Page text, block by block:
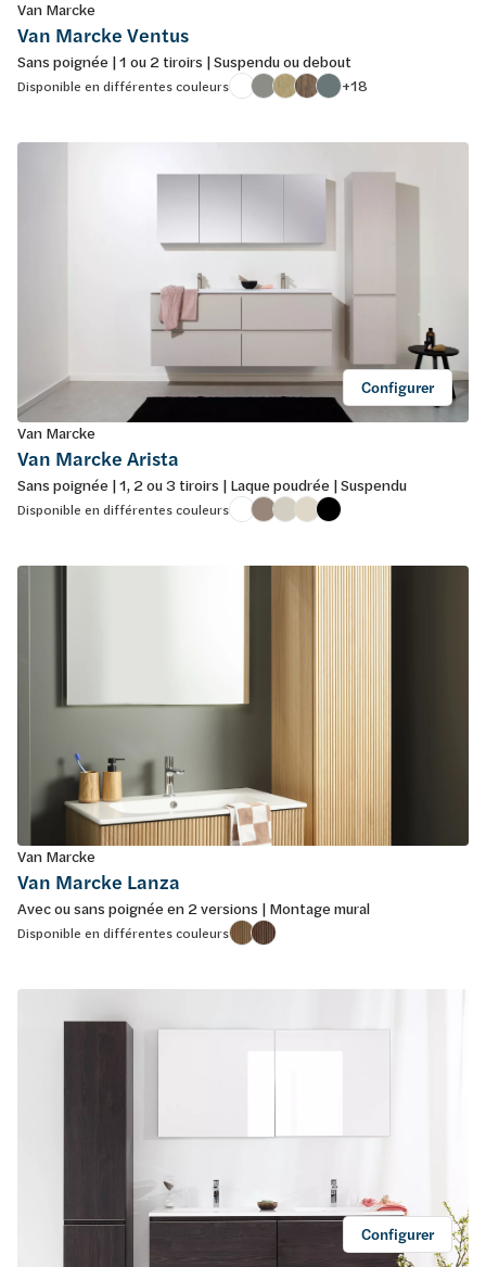
Van Marcke
Van Marcke Ventus
Sans poignée | 1 ou 2 tiroirs | Suspendu ou debout
Disponible en différentes couleurs +18
Configurer
Van Marcke
Van Marcke Arista
Sans poignée | 1, 2 ou 3 tiroirs | Laque poudrée | Suspendu
Disponible en différentes couleurs
Van Marcke
Van Marcke Lanza
Avec ou sans poignée en 2 versions | Montage mural
Disponible en différentes couleurs
Configurer